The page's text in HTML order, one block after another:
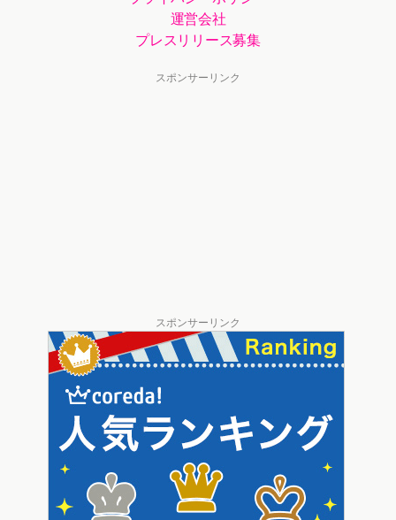
運営会社
プレスリリース募集
スポンサーリンク
スポンサーリンク